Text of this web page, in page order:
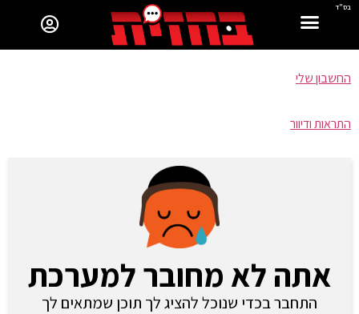
בס"ד
החשבון שלי
התראות ודיוור
אתה לא מחובר למערכת
התחבר בכדי שנוכל להציג לך תוכן שמתאים לך